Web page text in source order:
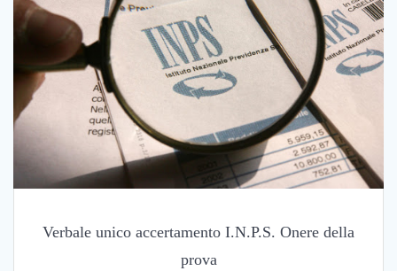
Verbale unico accertamento I.N.P.S. Onere della
prova